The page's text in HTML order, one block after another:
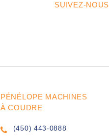
SUIVEZ-NOUS
PÉNÉLOPE MACHINES
À COUDRE
(450) 443-0888